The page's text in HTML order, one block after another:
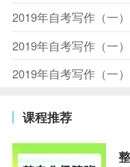
2019年自考写作（一
2019年自考写作（一
2019年自考写作（一
课程推荐